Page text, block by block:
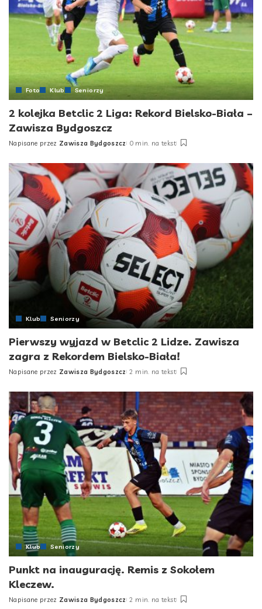
Foto Klub Seniorzy
2 kolejka Betclic 2 Liga: Rekord Bielsko-Biała –
Zawisza Bydgoszcz
Posted
Napisane przez Zawisza Bydgoszcz 0 min. na tekst
Klub Seniorzy
Pierwszy wyjazd w Betclic 2 Lidze. Zawisza
zagra z Rekordem Bielsko-Biała!
Posted
Napisane przez Zawisza Bydgoszcz 2 min. na tekst
Klub Seniorzy
Punkt na inaugurację. Remis z Sokołem
Kleczew.
Posted
Napisane przez Zawisza Bydgoszcz 2 min. na tekst